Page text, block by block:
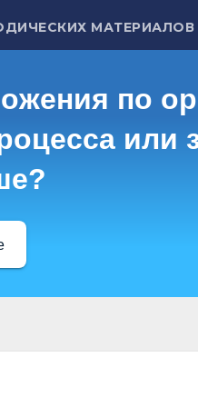
МАТЕРИАЛОВ
по
или